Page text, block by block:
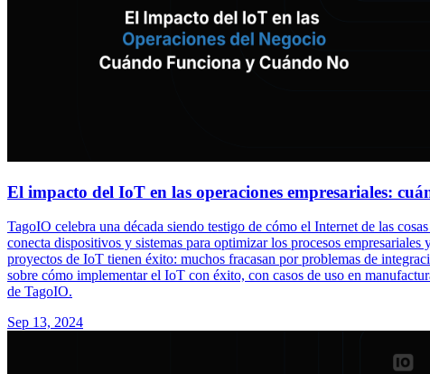
El impacto del IoT en las operaciones empresariales:
TagoIO celebra una década siendo testigo de cómo el Internet de las
conecta dispositivos y sistemas para optimizar los procesos
proyectos de IoT tienen éxito: muchos fracasan por problemas de
sobre cómo implementar el IoT con éxito, con casos de uso en
de TagoIO.
Sep 13, 2024